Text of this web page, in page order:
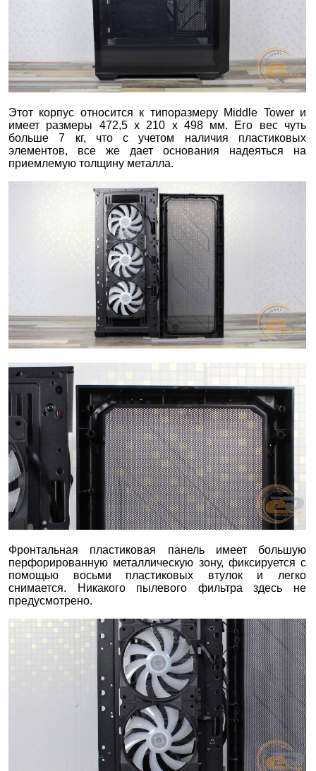
Этот корпус относится к типоразмеру Middle Tower и
имеет размеры 472,5 x 210 x 498 мм. Его вес чуть
больше 7 кг, что с учетом наличия пластиковых
элементов, все же дает основания надеяться на
приемлемую толщину металла.
Фронтальная пластиковая панель имеет большую
перфорированную металлическую зону, фиксируется с
помощью восьми пластиковых втулок и легко
снимается. Никакого пылевого фильтра здесь не
предусмотрено.